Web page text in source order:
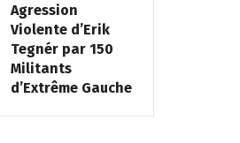
Agression
Violente d’Erik
Tegnér par 150
Militants
d’Extrême Gauche